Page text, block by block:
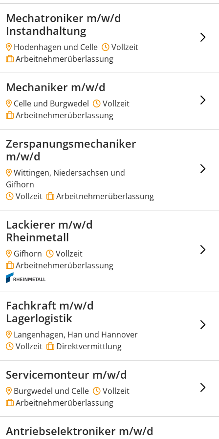
Mechatroniker m/w/d
Instandhaltung
Hodenhagen und Celle
Vollzeit
Arbeitnehmerüberlassung
Mechaniker m/w/d
Celle und Burgwedel
Vollzeit
Arbeitnehmerüberlassung
Zerspanungsmechaniker
m/w/d
Wittingen, Niedersachsen und
Gifhorn
Vollzeit
Arbeitnehmerüberlassung
Lackierer m/w/d
Rheinmetall
Gifhorn
Vollzeit
Arbeitnehmerüberlassung
Fachkraft m/w/d
Lagerlogistik
Langenhagen, Han und Hannover
Vollzeit
Direktvermittlung
Servicemonteur m/w/d
Burgwedel und Celle
Vollzeit
Arbeitnehmerüberlassung
Antriebselektroniker m/w/d